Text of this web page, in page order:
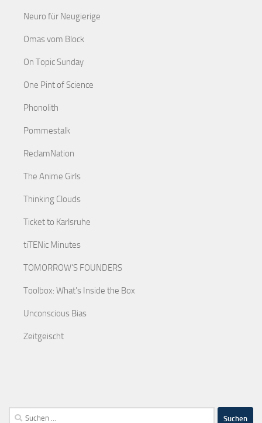
Neuro für Neugierige
Omas vom Block
On Topic Sunday
One Pint of Science
Phonolith
Pommestalk
ReclamNation
The Anime Girls
Thinking Clouds
Ticket to Karlsruhe
tiTENic Minutes
TOMORROW'S FOUNDERS
Toolbox: What's Inside the Box
Unconscious Bias
Zeitgeischt